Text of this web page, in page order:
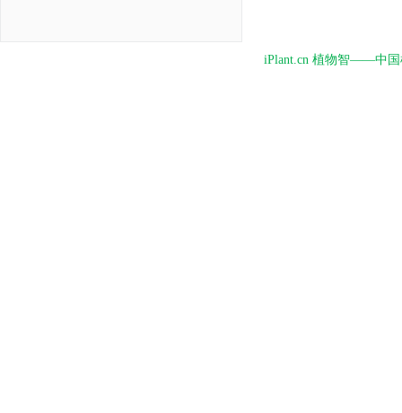
iPlant.cn 植物智——中国